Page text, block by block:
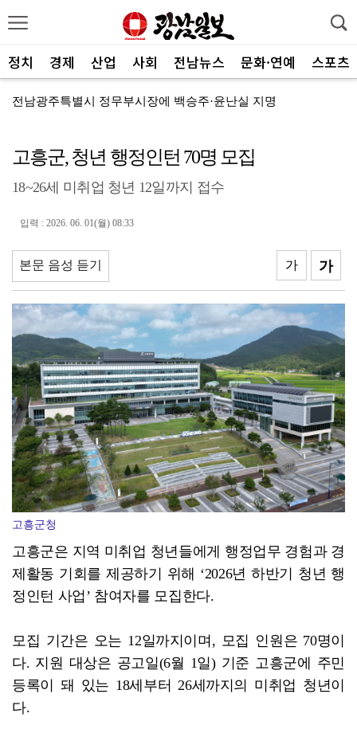
정치 경제 산업 사회 전남뉴스 문화·연예 스포츠
전남광주특별시 정무부시장에 백승주·윤난실 지명
현대차 ‘디 올 뉴 아반떼’, 계약 첫날 1만대 돌파
코스피, 차익실현 매물에 6300선 약세
전남광주특별시, ‘빛고을 김장대전’ 김치납품업체 전남권...
나주 상가서 화재…상가 등 8개소 피해
여자 화장실 들어가 여성 훔쳐본 10대 검거
전남사회서비스원, 보건복지부 경영평가 ‘4년 연속 A등...
고흥군, 청년 행정인턴 70명 모집
18~26세 미취업 청년 12일까지 접수
입력 : 2026. 06. 01(월) 08:33
본문 음성 듣기 가
가
고흥군청
고흥군은 지역 미취업 청년들에게 행정업무 경험과 경
제활동 기회를 제공하기 위해 ‘2026년 하반기 청년 행
정인턴 사업’ 참여자를 모집한다.
모집 기간은 오는 12일까지이며, 모집 인원은 70명이
다. 지원 대상은 공고일(6월 1일) 기준 고흥군에 주민
등록이 돼 있는 18세부터 26세까지의 미취업 청년이
다.